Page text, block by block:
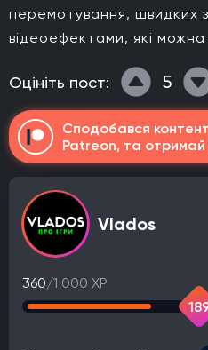
перемотування, швидких
відеоефектами, які
Оцініть пост: 5
Сподобався
Patreon, та отримай
Vlados
360/1 000 XP